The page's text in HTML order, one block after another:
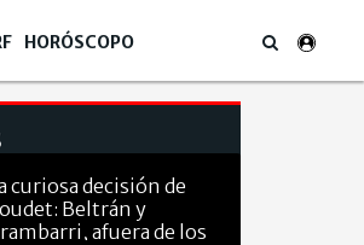
HORÓSCOPO
curiosa decisión de
Beltrán y
afuera de los